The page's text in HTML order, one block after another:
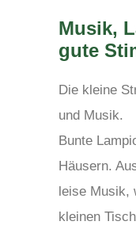
Musik,
gute
Die kleine
und Musik.
Bunte
Häusern.
leise Musik,
kleinen